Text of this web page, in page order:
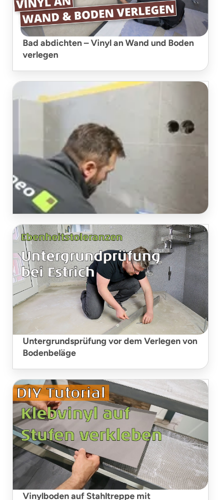
Bad abdichten – Vinyl an Wand und Boden
verlegen
Vinylfliesen verfugen
Untergrundsprüfung vor dem Verlegen von
Bodenbeläge
Vinylboden auf Stahltreppe mit